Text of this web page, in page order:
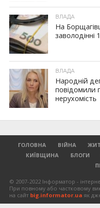
ВЛАДА
На
заволодінні
ВЛАДА
Народній
повідомили
нерухомість
ГОЛОВНА ВІЙНА
КИЇВЩИНА
БЛОГИ
© 2007-2022 Інформатор -
При повному або частковому
на сайт big.informator.ua як